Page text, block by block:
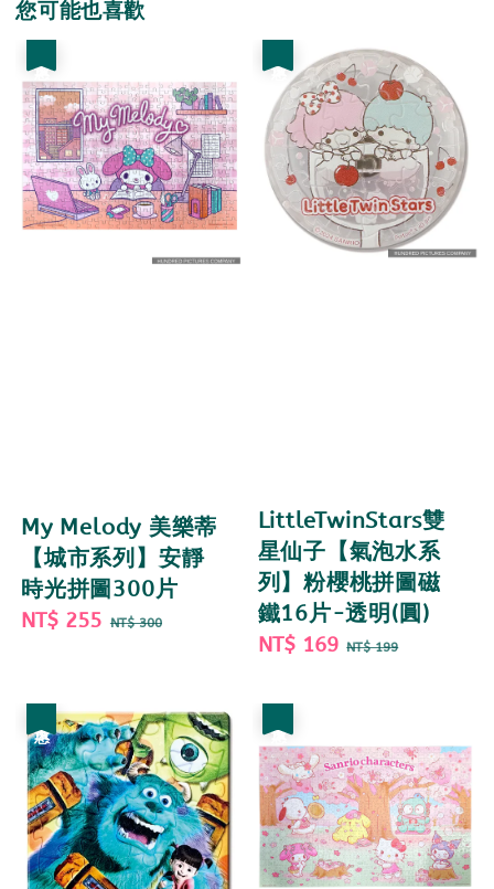
您可能也喜歡
My Melody 美樂蒂
【城市系列】安靜
時光拼圖300片
Sale
NT$ 255 Regular
NT$ 300
LittleTwinStars雙
星仙子【氣泡水系
列】粉櫻桃拼圖磁
鐵16片-透明(圓)
Sale
NT$ 169 Regular
NT$ 199